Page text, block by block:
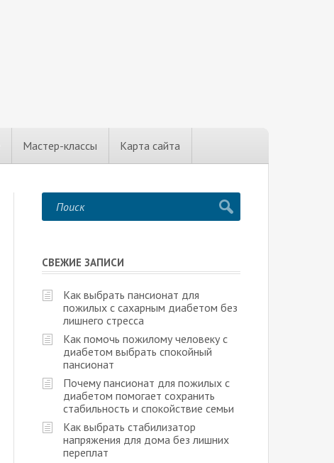
Мастер-классы Карта сайта
СВЕЖИЕ ЗАПИСИ
Как выбрать пансионат для
пожилых с сахарным диабетом без
лишнего стресса
Как помочь пожилому человеку с
диабетом выбрать спокойный
пансионат
Почему пансионат для пожилых с
диабетом помогает сохранить
стабильность и спокойствие семьи
Как выбрать стабилизатор
напряжения для дома без лишних
переплат